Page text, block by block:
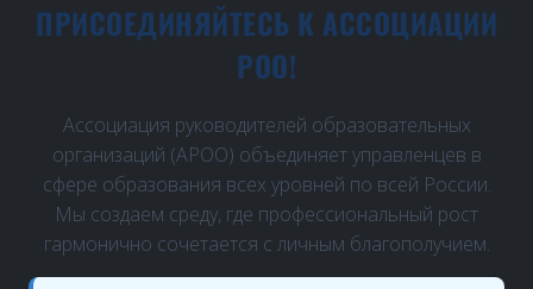
ПРИСОЕДИНЯЙТЕСЬ К АССОЦИАЦИИ
РОО!
Ассоциация руководителей образовательных
организаций (АРОО) объединяет управленцев в
сфере образования всех уровней по всей России.
Мы создаем среду, где профессиональный рост
гармонично сочетается с личным благополучием.